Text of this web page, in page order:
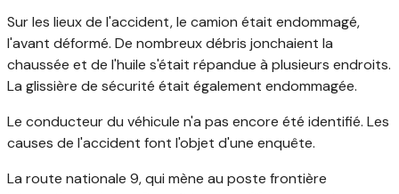
Sur les lieux de l'accident, le camion était endommagé,
l'avant déformé. De nombreux débris jonchaient la
chaussée et de l'huile s'était répandue à plusieurs endroits.
La glissière de sécurité était également endommagée.
Le conducteur du véhicule n'a pas encore été identifié. Les
causes de l'accident font l'objet d'une enquête.
La route nationale 9, qui mène au poste frontière